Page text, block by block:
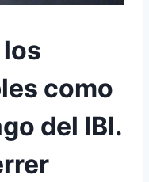
como
del IBI.